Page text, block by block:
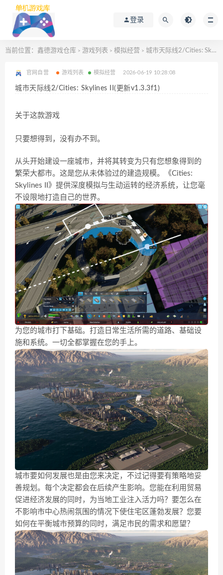
登录
当前位置： 鑫德游戏仓库 > 游戏列表 > 模拟经营 > 城市天际线2/Cities: Skylines II(更新v1.3.3f1)
官网自营 游戏列表 模拟经营 2026-06-19 10:28:08
城市天际线2/Cities: Skylines II(更新v1.3.3f1)
关于这款游戏
只要想得到，没有办不到。
从头开始建设一座城市，并将其转变为只有您想象得到的
繁荣大都市。这是您从未体验过的建造规模。《Cities:
Skylines II》提供深度模拟与生动运转的经济系统，让您毫
不设限地打造自己的世界。
为您的城市打下基础。打造日常生活所需的道路、基础设
施和系统。一切全都掌握在您的手上。
城市要如何发展也是由您来决定，不过记得要有策略地妥
善规划。每个决定都会在后续产生影响。您能在利用贸易
促进经济发展的同时，为当地工业注入活力吗？要怎么在
不影响市中心热闹氛围的情况下使住宅区蓬勃发展？您要
如何在平衡城市预算的同时，满足市民的需求和愿望？